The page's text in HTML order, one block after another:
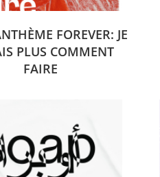
FOREVER: JE
PLUS COMMENT
FAIRE